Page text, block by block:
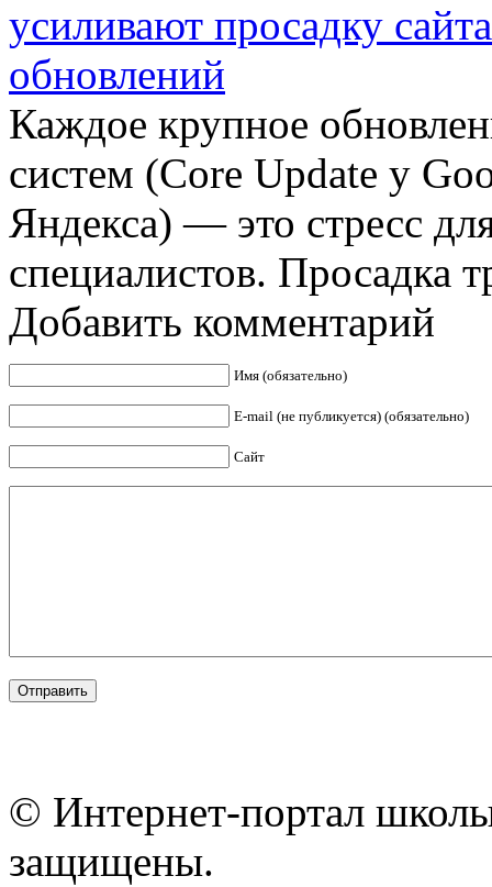
усиливают просадку
обновлений
Каждое крупное
систем (Core Update у
Яндекса) — это стресс
специалистов. Просадка
Добавить комментарий
Имя (обязательно)
E-mail (не публикуется) (обязательно)
Сайт
© Интернет-портал
защищены.